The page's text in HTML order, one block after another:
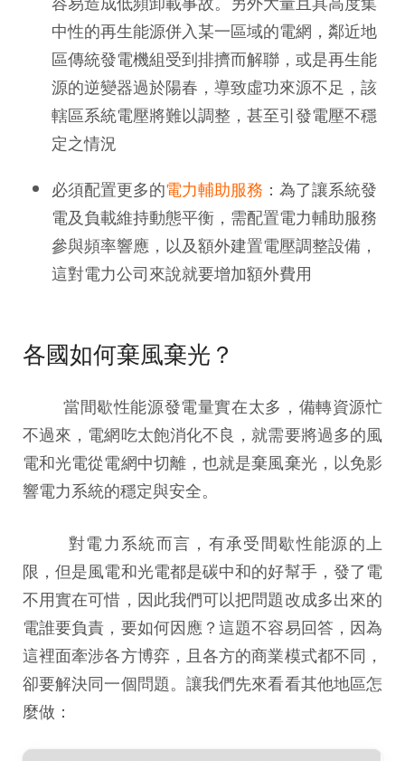
中性的再生能源併入某一區域的電網，鄰近地
區傳統發電機組受到排擠而解聯，或是再生能
源的逆變器過於陽春，導致虛功來源不足，該
轄區系統電壓將難以調整，甚至引發電壓不穩
定之情況
必須配置更多的電力輔助服務 ：為了讓系統發
電及負載維持動態平衡，需配置電力輔助服務
參與頻率響應，以及額外建置電壓調整設備，
這對電力公司來說就要增加額外費用
各國如何棄風棄光？
當間歇性能源發電量實在太多，備轉資源忙
不過來，電網吃太飽消化不良，就需要將過多的風
電和光電從電網中切離，也就是棄風棄光，以免影
響電力系統的穩定與安全。
對電力系統而言，有承受間歇性能源的上
限，但是風電和光電都是碳中和的好幫手，發了電
不用實在可惜，因此我們可以把問題改成多出來的
電誰要負責，要如何因應？這題不容易回答，因為
這裡面牽涉各方博弈，且各方的商業模式都不同，
卻要解決同一個問題。讓我們先來看看其他地區怎
麼做：